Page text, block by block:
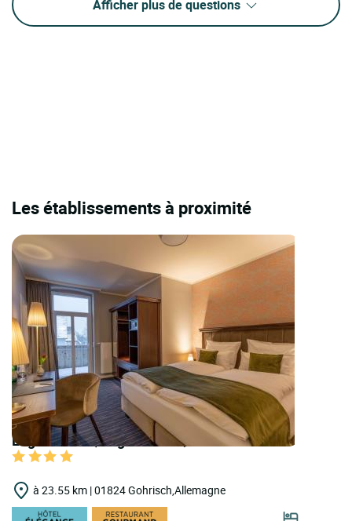
Afficher plus de questions
Les établissements à proximité
Logis Hôtels | Logis Hôtel Quartier 5
à 23.55 km | 01824 Gohrisch,Allemagne